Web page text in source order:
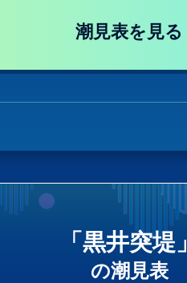
潮見表を見る
「黒井突堤」
の潮見表